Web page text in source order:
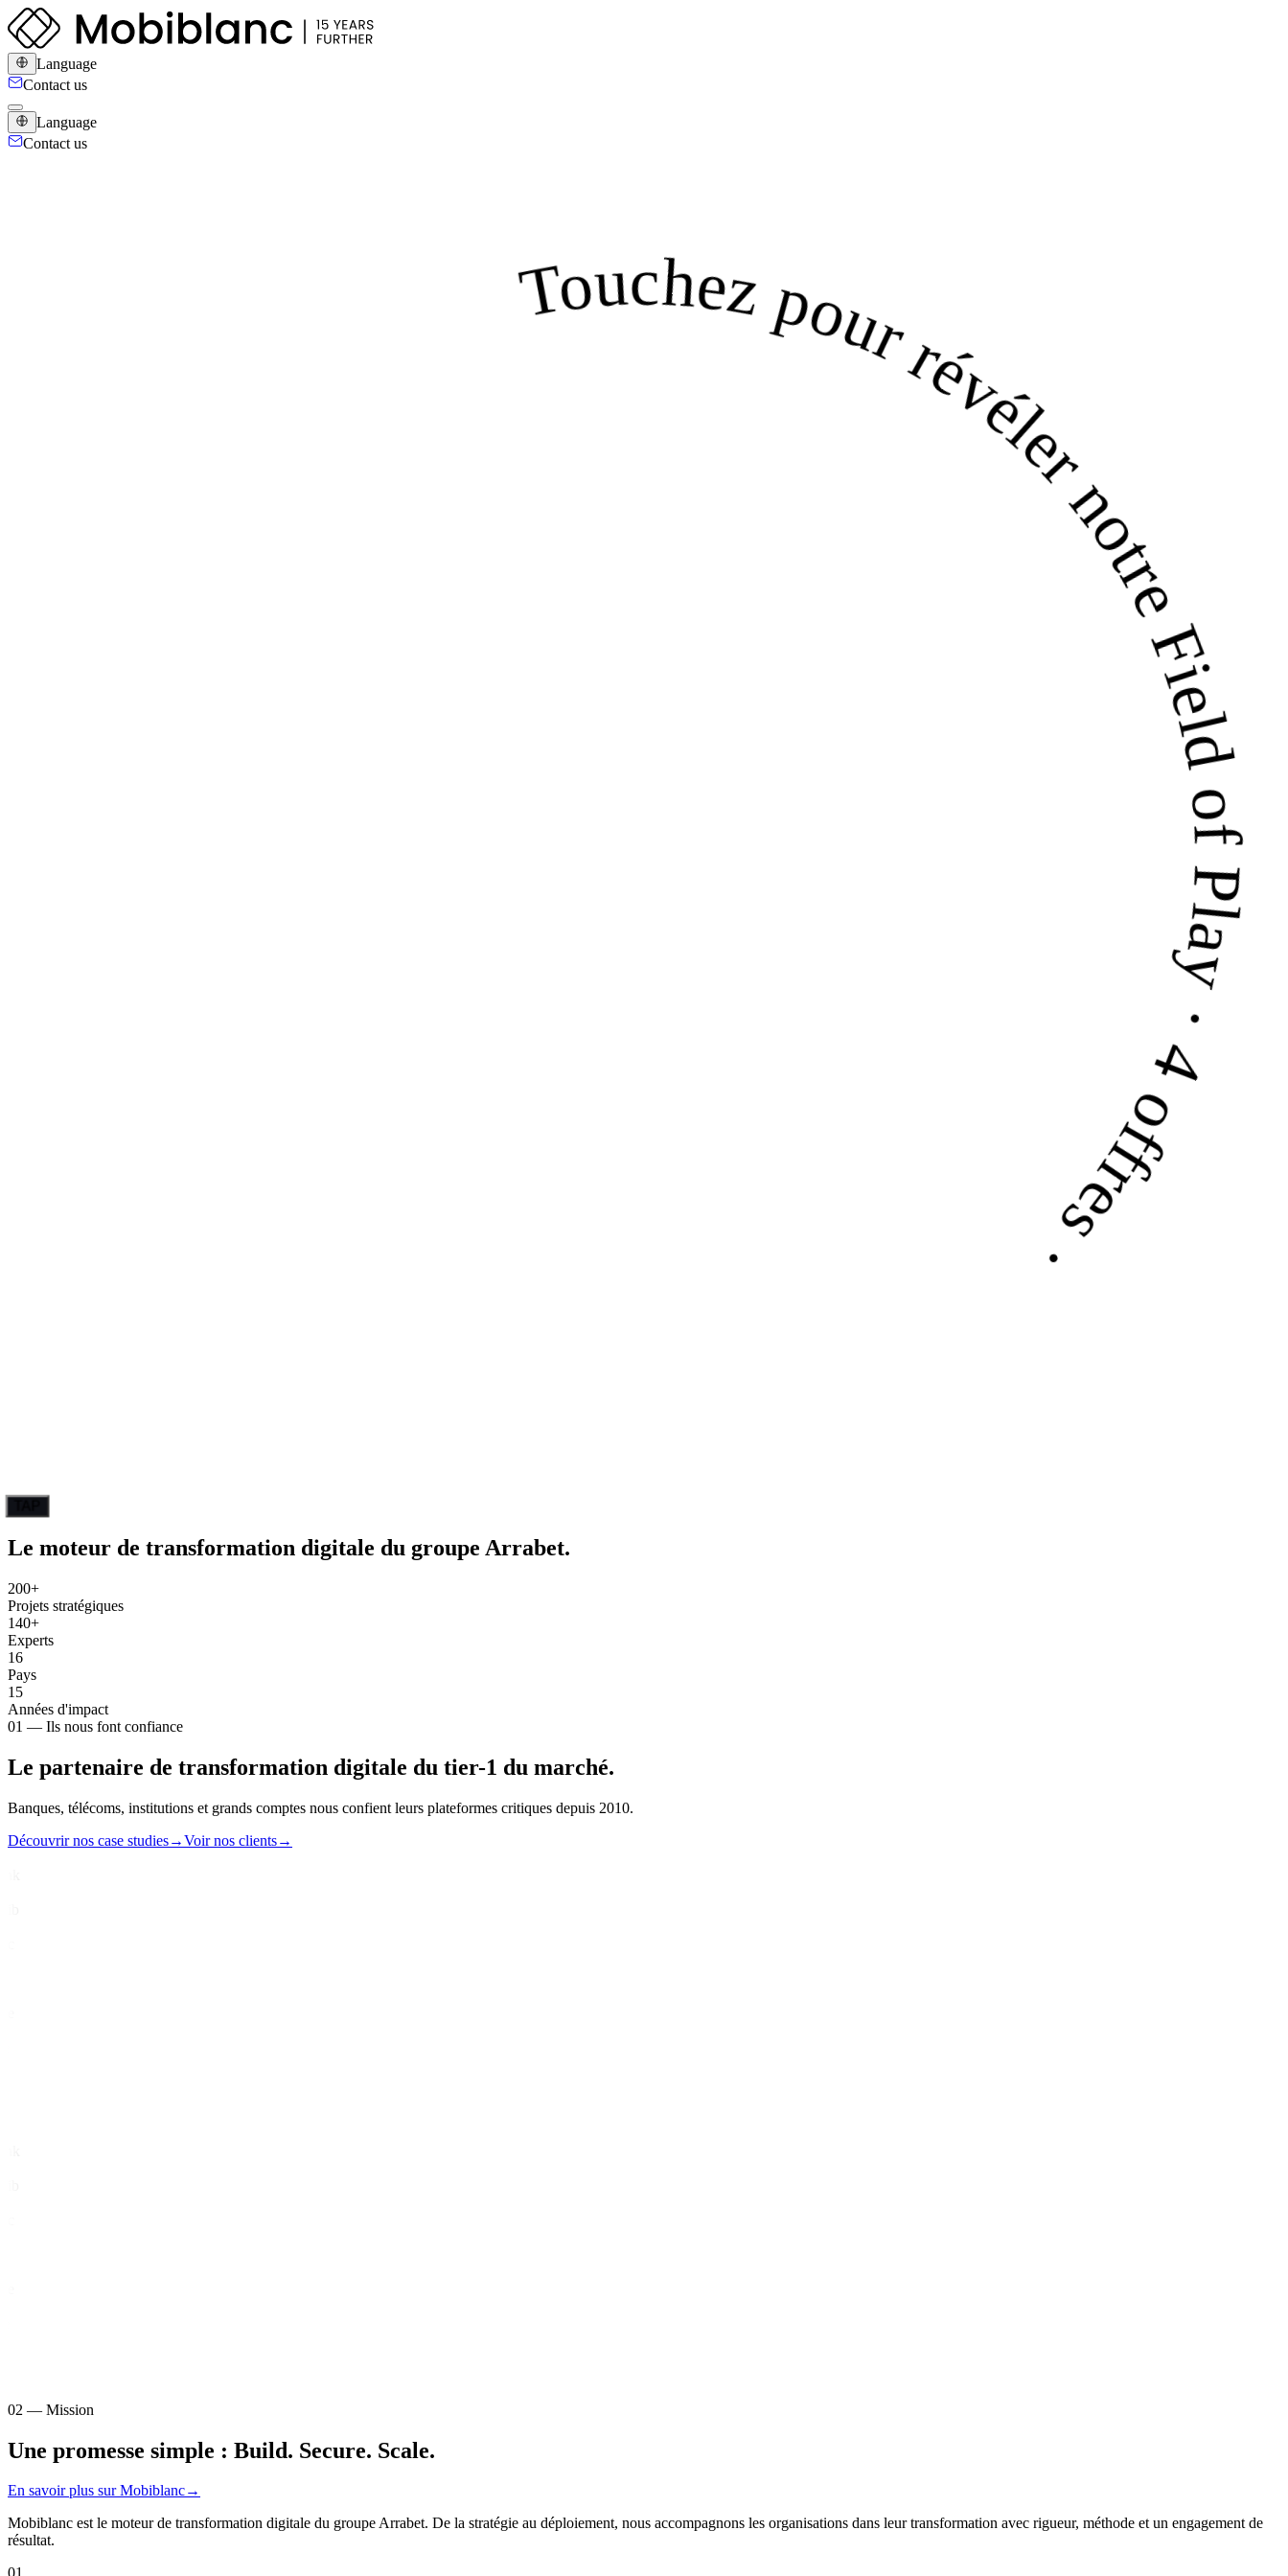
Language
Contact us
Language
Contact us
Touchez pour révéler notre Field of Play · 4 offres ·
Le moteur de transformation digitale du groupe Arrabet.
200+
Projets stratégiques
140+
Experts
16
Pays
15
Années d'impact
01 — Ils nous font confiance
Le partenaire de transformation digitale du tier-1 du marché.
Banques, télécoms, institutions et grands comptes nous confient leurs plateformes critiques depuis 2010.
Découvrir nos case studies→Voir nos clients→
02 — Mission
Une promesse simple : Build. Secure. Scale.
En savoir plus sur Mobiblanc→
Mobiblanc est le moteur de transformation digitale du groupe Arrabet. De la stratégie au déploiement, nous accompagnons les organisations dans leur transformation avec rigueur, méthode et un engagement de
résultat.